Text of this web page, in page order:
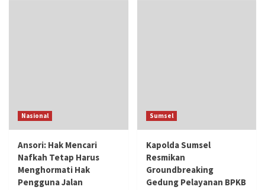
Nasional
Ansori: Hak Mencari
Nafkah Tetap Harus
Menghormati Hak
Pengguna Jalan
Sumsel
Kapolda Sumsel
Resmikan
Groundbreaking
Gedung Pelayanan BPKB